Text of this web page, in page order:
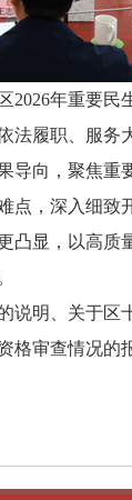
年重要民
法履职、服务
导向，聚焦重
点，深入细致
凸显，以高质
明、关于区
格审查情况的